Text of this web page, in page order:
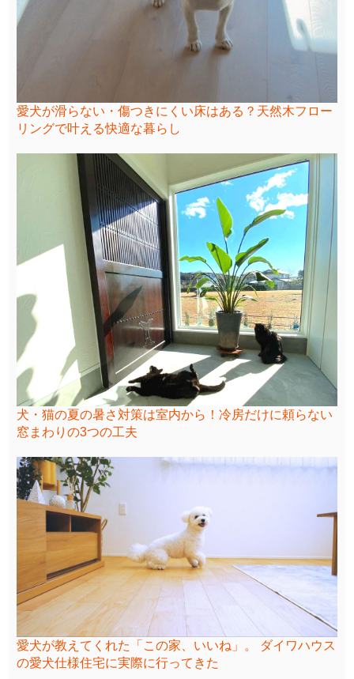
愛犬が滑らない・傷つきにくい床はある？天然木フロー
リングで叶える快適な暮らし
犬・猫の夏の暑さ対策は室内から！冷房だけに頼らない
窓まわりの3つの工夫
愛犬が教えてくれた「この家、いいね」。 ダイワハウス
の愛犬仕様住宅に実際に行ってきた